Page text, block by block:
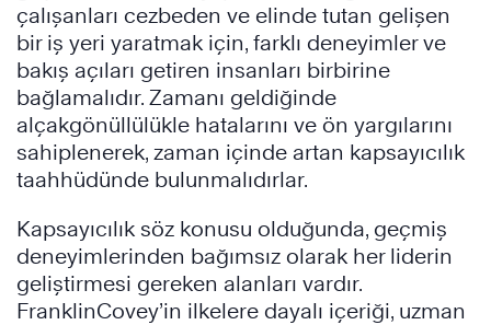
çalışanları cezbeden ve elinde tutan gelişen
bir iş yeri yaratmak için, farklı deneyimler ve
bakış açıları getiren insanları birbirine
bağlamalıdır. Zamanı geldiğinde
alçakgönüllülükle hatalarını ve ön yargılarını
sahiplenerek, zaman içinde artan kapsayıcılık
taahhüdünde bulunmalıdırlar.
Kapsayıcılık söz konusu olduğunda, geçmiş
deneyimlerinden bağımsız olarak her liderin
geliştirmesi gereken alanları vardır.
FranklinCovey’in ilkelere dayalı içeriği, uzman